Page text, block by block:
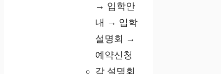
→ 입학안
내 → 입학
설명회 →
예약신청
각 설명회